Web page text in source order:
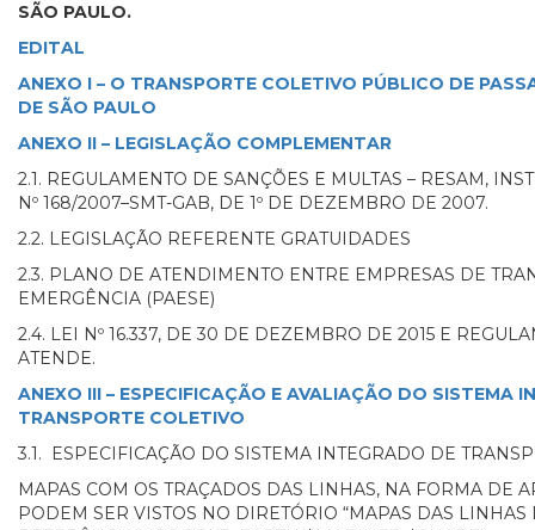
SÃO PAULO.
EDITAL
ANEXO I – O TRANSPORTE COLETIVO PÚBLICO DE
DE SÃO PAULO
ANEXO II – LEGISLAÇÃO COMPLEMENTAR
2.1. REGULAMENTO DE SANÇÕES E MULTAS – RESAM,
Nº 168/2007–SMT-GAB, DE 1º DE DEZEMBRO DE 2007.
2.2. LEGISLAÇÃO REFERENTE GRATUIDADES
2.3. PLANO DE ATENDIMENTO ENTRE EMPRESAS DE
EMERGÊNCIA (PAESE)
2.4. LEI Nº 16.337, DE 30 DE DEZEMBRO DE 2015 E
ATENDE.
ANEXO III – ESPECIFICAÇÃO E AVALIAÇÃO DO SISTEMA
TRANSPORTE COLETIVO
3.1. ESPECIFICAÇÃO DO SISTEMA INTEGRADO DE
MAPAS COM OS TRAÇADOS DAS LINHAS, NA FORMA DE
PODEM SER VISTOS NO DIRETÓRIO “MAPAS DAS